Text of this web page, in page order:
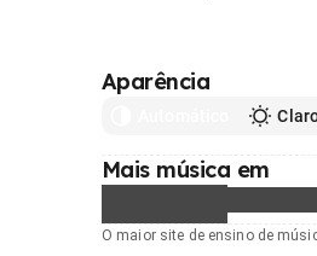
Aparência
Mais música em
O maior site de ensino de